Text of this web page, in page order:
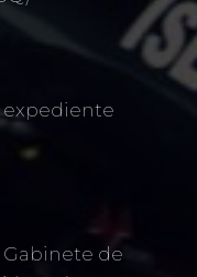
expediente
de